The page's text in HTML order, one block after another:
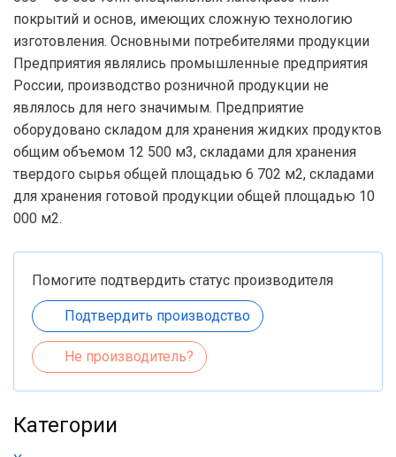
покрытий и основ, имеющих сложную технологию
изготовления. Основными потребителями продукции
Предприятия являлись промышленные предприятия
России, производство розничной продукции не
являлось для него значимым. Предприятие
оборудовано складом для хранения жидких продуктов
общим объемом 12 500 м3, складами для хранения
твердого сырья общей площадью 6 702 м2, складами
для хранения готовой продукции общей площадью 10
000 м2.
Помогите подтвердить статус производителя
Подтвердить производство
Не производитель?
Категории